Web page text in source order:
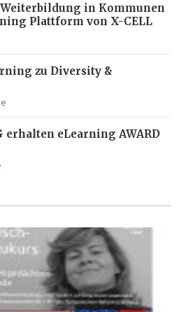
in Kommunen
Plattform von X-CELL
zu Diversity &
erhalten eLearning AWARD